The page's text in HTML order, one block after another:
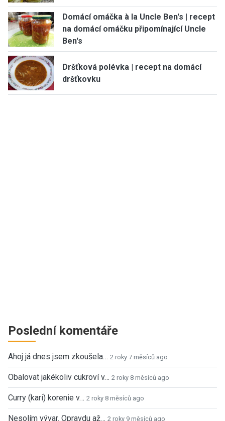
Domácí omáčka à la Uncle Ben's | recept
na domácí omáčku připomínající Uncle
Ben's
Dršťková polévka | recept na domácí
dršťkovku
Poslední komentáře
Ahoj já dnes jsem zkoušela… 2 roky 7 měsíců ago
Obalovat jakékoliv cukroví v… 2 roky 8 měsíců ago
Curry (kari) korenie v… 2 roky 8 měsíců ago
Nesolím vývar. Opravdu až… 2 roky 9 měsíců ago